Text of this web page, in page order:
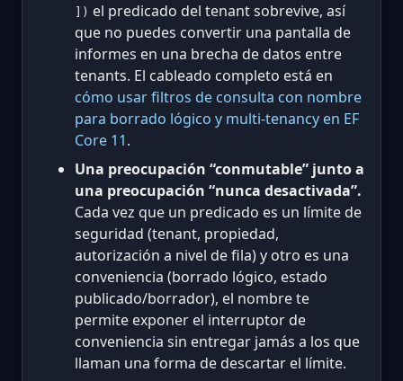
]) el predicado del tenant sobrevive, así
que no puedes convertir una pantalla de
informes en una brecha de datos entre
tenants. El cableado completo está en
cómo usar filtros de consulta con nombre
para borrado lógico y multi-tenancy en EF
Core 11.
Una preocupación “conmutable” junto a
una preocupación “nunca desactivada”.
Cada vez que un predicado es un límite de
seguridad (tenant, propiedad,
autorización a nivel de fila) y otro es una
conveniencia (borrado lógico, estado
publicado/borrador), el nombre te
permite exponer el interruptor de
conveniencia sin entregar jamás a los que
llaman una forma de descartar el límite.